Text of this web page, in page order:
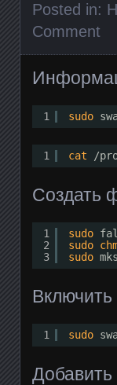
Posted in:
Comment
1 sudo
1 cat /
Создать
1
2
3
sudo
sudo
sudo
Включить
1 sudo
Добавить